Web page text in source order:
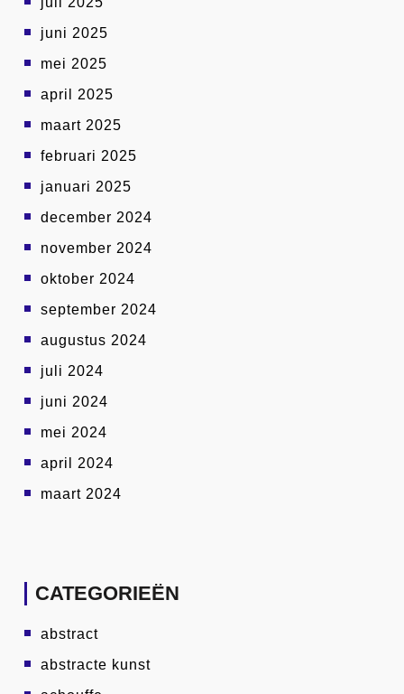
juni 2025
mei 2025
april 2025
maart 2025
februari 2025
januari 2025
december 2024
november 2024
oktober 2024
september 2024
augustus 2024
juli 2024
juni 2024
mei 2024
april 2024
maart 2024
CATEGORIEËN
abstract
abstracte kunst